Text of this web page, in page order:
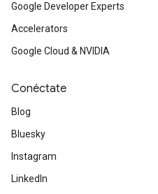
Google Developer Experts
Accelerators
Google Cloud & NVIDIA
Conéctate
Blog
Bluesky
Instagram
LinkedIn